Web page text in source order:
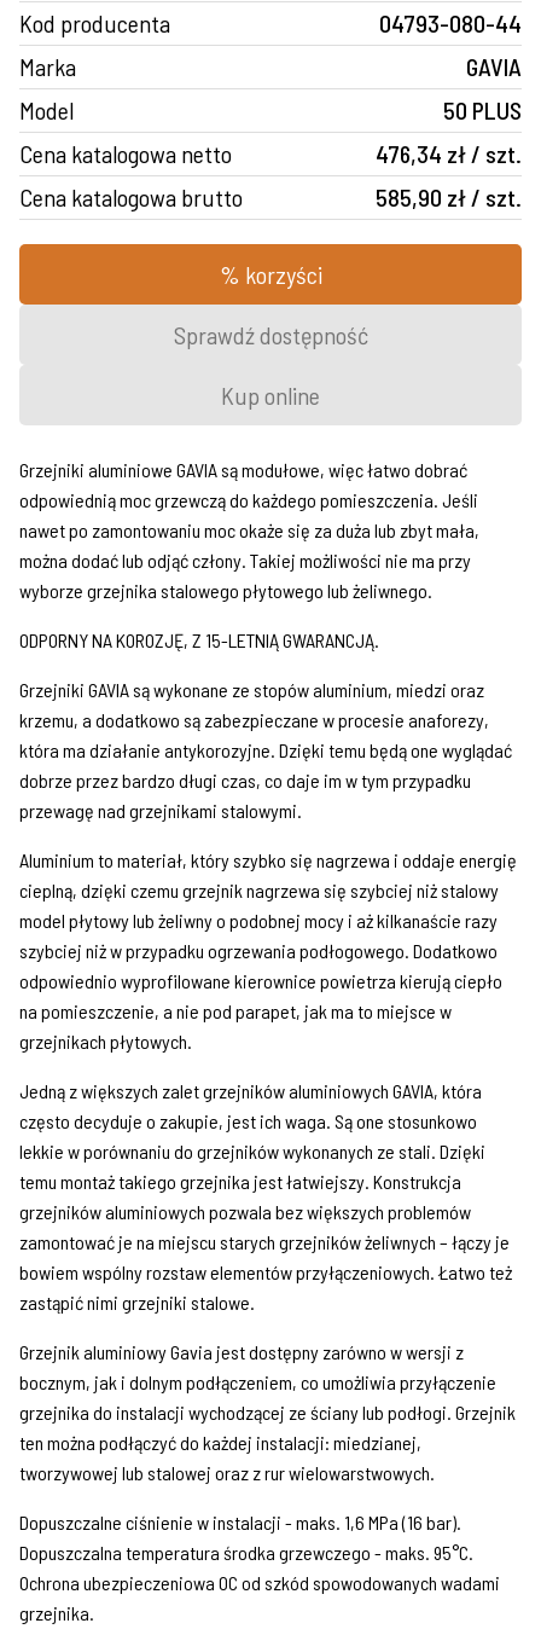
Kod producenta
04793-080-44
Marka
GAVIA
Model
50 PLUS
Cena katalogowa netto
476,34 zł / szt.
Cena katalogowa brutto
585,90 zł / szt.
% korzyści
Sprawdź dostępność
Kup online
Grzejniki aluminiowe GAVIA są modułowe, więc łatwo dobrać
odpowiednią moc grzewczą do każdego pomieszczenia. Jeśli
nawet po zamontowaniu moc okaże się za duża lub zbyt mała,
można dodać lub odjąć człony. Takiej możliwości nie ma przy
wyborze grzejnika stalowego płytowego lub żeliwnego.
ODPORNY NA KOROZJĘ, Z 15-LETNIĄ GWARANCJĄ.
Grzejniki GAVIA są wykonane ze stopów aluminium, miedzi oraz
krzemu, a dodatkowo są zabezpieczane w procesie anaforezy,
która ma działanie antykorozyjne. Dzięki temu będą one wyglądać
dobrze przez bardzo długi czas, co daje im w tym przypadku
przewagę nad grzejnikami stalowymi.
Aluminium to materiał, który szybko się nagrzewa i oddaje energię
cieplną, dzięki czemu grzejnik nagrzewa się szybciej niż stalowy
model płytowy lub żeliwny o podobnej mocy i aż kilkanaście razy
szybciej niż w przypadku ogrzewania podłogowego. Dodatkowo
odpowiednio wyprofilowane kierownice powietrza kierują ciepło
na pomieszczenie, a nie pod parapet, jak ma to miejsce w
grzejnikach płytowych.
Jedną z większych zalet grzejników aluminiowych GAVIA, która
często decyduje o zakupie, jest ich waga. Są one stosunkowo
lekkie w porównaniu do grzejników wykonanych ze stali. Dzięki
temu montaż takiego grzejnika jest łatwiejszy. Konstrukcja
grzejników aluminiowych pozwala bez większych problemów
zamontować je na miejscu starych grzejników żeliwnych – łączy je
bowiem wspólny rozstaw elementów przyłączeniowych. Łatwo też
zastąpić nimi grzejniki stalowe.
Grzejnik aluminiowy Gavia jest dostępny zarówno w wersji z
bocznym, jak i dolnym podłączeniem, co umożliwia przyłączenie
grzejnika do instalacji wychodzącej ze ściany lub podłogi. Grzejnik
ten można podłączyć do każdej instalacji: miedzianej,
tworzywowej lub stalowej oraz z rur wielowarstwowych.
Dopuszczalne ciśnienie w instalacji - maks. 1,6 MPa (16 bar).
Dopuszczalna temperatura środka grzewczego - maks. 95°C.
Ochrona ubezpieczeniowa OC od szkód spowodowanych wadami
grzejnika.